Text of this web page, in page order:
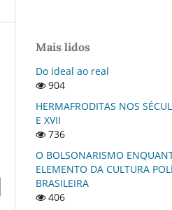
Mais lidos
Do ideal ao real
904
HERMAFRODITAS NOS
E XVII
736
O BOLSONARISMO
ELEMENTO DA CULTURA
BRASILEIRA
406